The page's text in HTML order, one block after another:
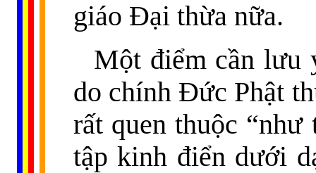
giáo Đại thừa nữa.
Một điểm cần lưu
do chính Đức Phật
rất quen thuộc
tập kinh điển dưới